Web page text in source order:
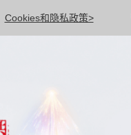
Cookies和隐私政策>